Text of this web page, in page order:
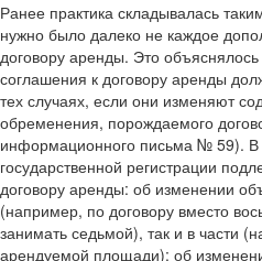
Ранее практика складывалась
нужно было далеко не каждое
договору аренды. Это
соглашения к договору аренды
тех случаях, если они изменяют
обременения, порождаемого
информационного письма № 59). В
государственной регистрации
договору аренды: об изменении
(например, по договору вместо
занимать седьмой), так и в части
арендуемой площади); об